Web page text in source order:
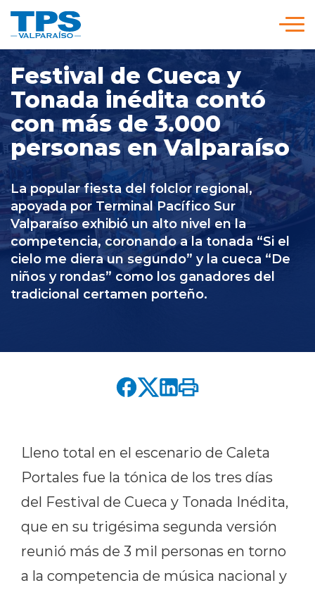
Somos TPS
Nuestra Visión Estratégica
Servicios y Tarifas
Políticas y Procedimientos
Prensa
Festival de Cueca y
Tonada inédita contó
con más de 3.000
personas en Valparaíso
La popular fiesta del folclor regional,
apoyada por Terminal Pacífico Sur
Valparaíso exhibió un alto nivel en la
competencia, coronando a la tonada “Si el
cielo me diera un segundo” y la cueca “De
niños y rondas” como los ganadores del
tradicional certamen porteño.
Lleno total en el escenario de Caleta
Portales fue la tónica de los tres días
del Festival de Cueca y Tonada Inédita,
que en su trigésima segunda versión
reunió más de 3 mil personas en torno
a la competencia de música nacional y